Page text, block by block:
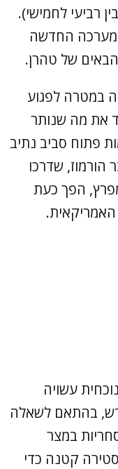
רביעי לחמישי).
החדשה
הבאים של טהרן.
במטרה לפגוע
את מה שנותר
פתוח סביב נתיב
הורמוז, שדרכו
הפך כעת
האמריקאית.
עשויה
בהתאם לשאלה
במצר
קטנה כדי